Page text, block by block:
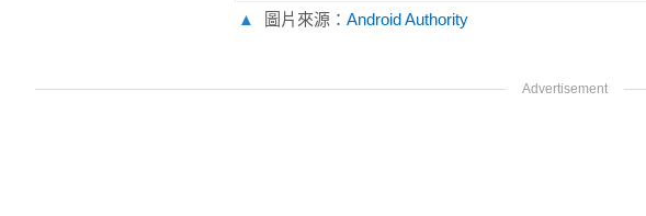
▲ 圖片來源： Android Authority